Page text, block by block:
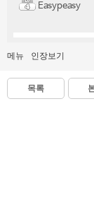
Easypeasy
메뉴 인장보기
목록